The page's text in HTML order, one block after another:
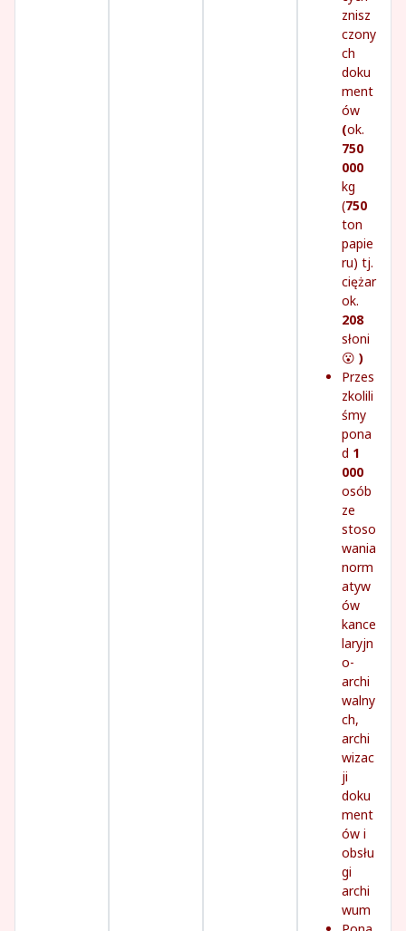
znisz
czony
ch
doku
ment
ów
(ok.
750
000
kg
(750
ton
papie
ru) tj.
ciężar
ok.
208
słoni
😮 )
Przes
zkolili
śmy
pona
d 1
000
osób
ze
stoso
wania
norm
atyw
ów
kance
laryjn
o-
archi
walny
ch,
archi
wizac
ji
doku
ment
ów i
obsłu
gi
archi
wum